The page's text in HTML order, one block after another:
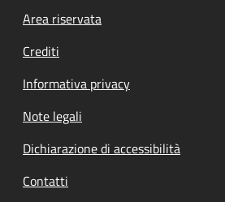
Footer menu
Area riservata
Crediti
Informativa privacy
Note legali
Dichiarazione di accessibilità
Contatti